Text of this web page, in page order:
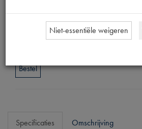
€264,97 (€218,98excl. btw)
158,98
Bestel
Specificaties Omschrijving
Niet-essentiële weigeren